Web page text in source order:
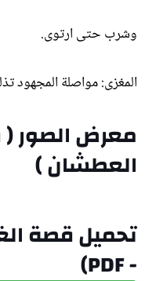
وشرب حتى ارتوى.
المغزى: مواصلة المجهود
معرض الصور
العطشان )
تحميل قصة
- PDF)